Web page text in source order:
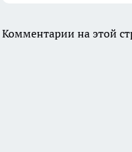
Комментарии на этой